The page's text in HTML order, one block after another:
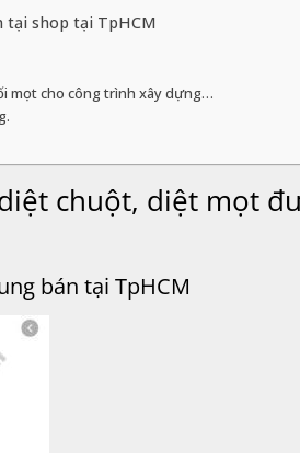
shop tại TpHCM
mọt cho công trình xây dựng…
chuột, diệt mọt
bán tại TpHCM